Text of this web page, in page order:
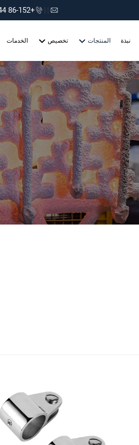
+86-152 75660044
نبذة المنتجات تخصيص الخدمات